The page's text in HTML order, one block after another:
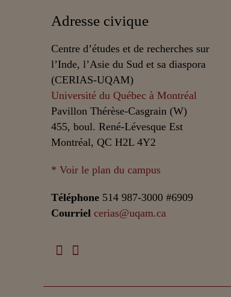
Adresse civique
Centre d’études et de recherches sur
l’Inde, l’Asie du Sud et sa diaspora
(CERIAS-UQAM)
Université du Québec à Montréal
Pavillon Thérèse-Casgrain (W)
455, boul. René-Lévesque Est
Montréal, QC H2L 4Y2
* Voir le plan du campus
Téléphone 514 987-3000 #6909
Courriel cerias@uqam.ca